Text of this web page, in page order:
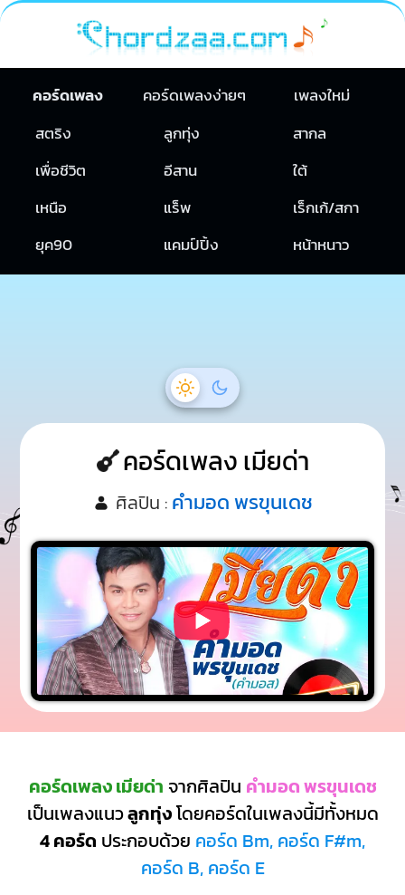
คอร์ดเพลง คอร์ดเพลงง่ายๆ
เพลงใหม่
สตริง
ลูกทุ่ง
สากล
เพื่อชีวิต
อีสาน
ใต้
เหนือ
แร็พ
เร็กเก้/สกา
ยุค90
แคมป์ปิ้ง หน้าหนาว
คอร์ดเพลง เมียด่า
ศิลปิน : คำมอด พรขุนเดช
คอร์ดเพลง เมียด่า จากศิลปิน คำมอด พรขุนเดช
เป็นเพลงแนวลูกทุ่งโดยคอร์ดในเพลงนี้มีทั้งหมด
4 คอร์ด ประกอบด้วย คอร์ด Bm, คอร์ด F#m,
คอร์ด B, คอร์ด E